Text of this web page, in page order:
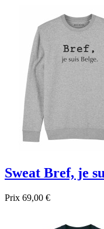
Sweat Bref, je
Prix 69,00 €